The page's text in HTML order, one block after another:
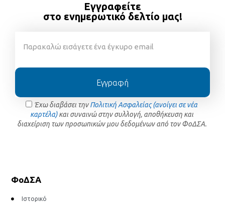
Εγγραφείτε
στο ενημερωτικό δελτίο μας!
Έχω διαβάσει τηνΠολιτική Ασφαλείας (ανοίγει σε νέα
καρτέλα)και συναινώ στην συλλογή, αποθήκευση και
διαχείριση των προσωπικών μου δεδομένων από τον ΦοΔΣΑ.
Εγγραφή
ΦοΔΣΑ
Ιστορικό